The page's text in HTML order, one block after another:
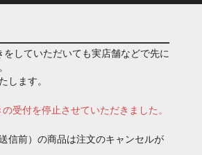
していただいても実店舗などで先に
します。
受付を停止させていただきました。
信前）の商品は注文のキャンセルが